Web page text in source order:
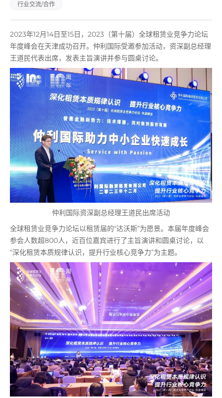
行业交流/合作
2023年12月14日至15日，2023（第十届）全球租赁业竞争力论坛
年度峰会在天津成功召开。仲利国际受邀参加活动，资深副总经理
王道民代表出席，发表主旨演讲并参与圆桌讨论。
仲利国际资深副总经理王道民出席活动
全球租赁业竞争力论坛以租赁届的“达沃斯”为愿景。本届年度峰会
参会人数超800人，近百位嘉宾进行了主旨演讲和圆桌讨论，以
“深化租赁本质规律认识，提升行业核心竞争力”为主题。